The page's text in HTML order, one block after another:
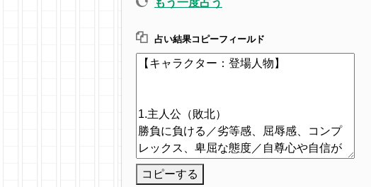
もう一度占う
占い結果コピーフィールド
コピーする